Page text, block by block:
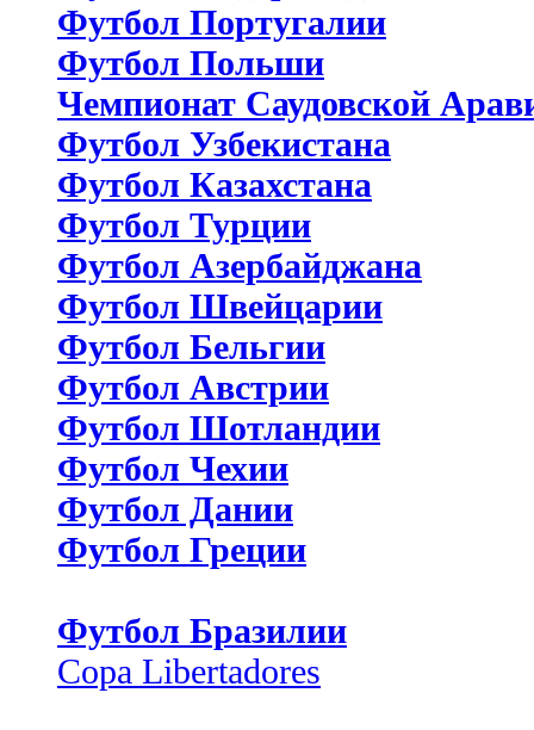
Футбол Португалии
Футбол Польши
Чемпионат Саудовской
Футбол Узбекистана
Футбол Казахстана
Футбол Турции
Футбол Азербайджана
Футбол Швейцарии
Футбол Бельгии
Футбол Австрии
Футбол Шотландии
Футбол Чехии
Футбол Дании
Футбол Греции
Футбол Бразилии
Copa Libertadores